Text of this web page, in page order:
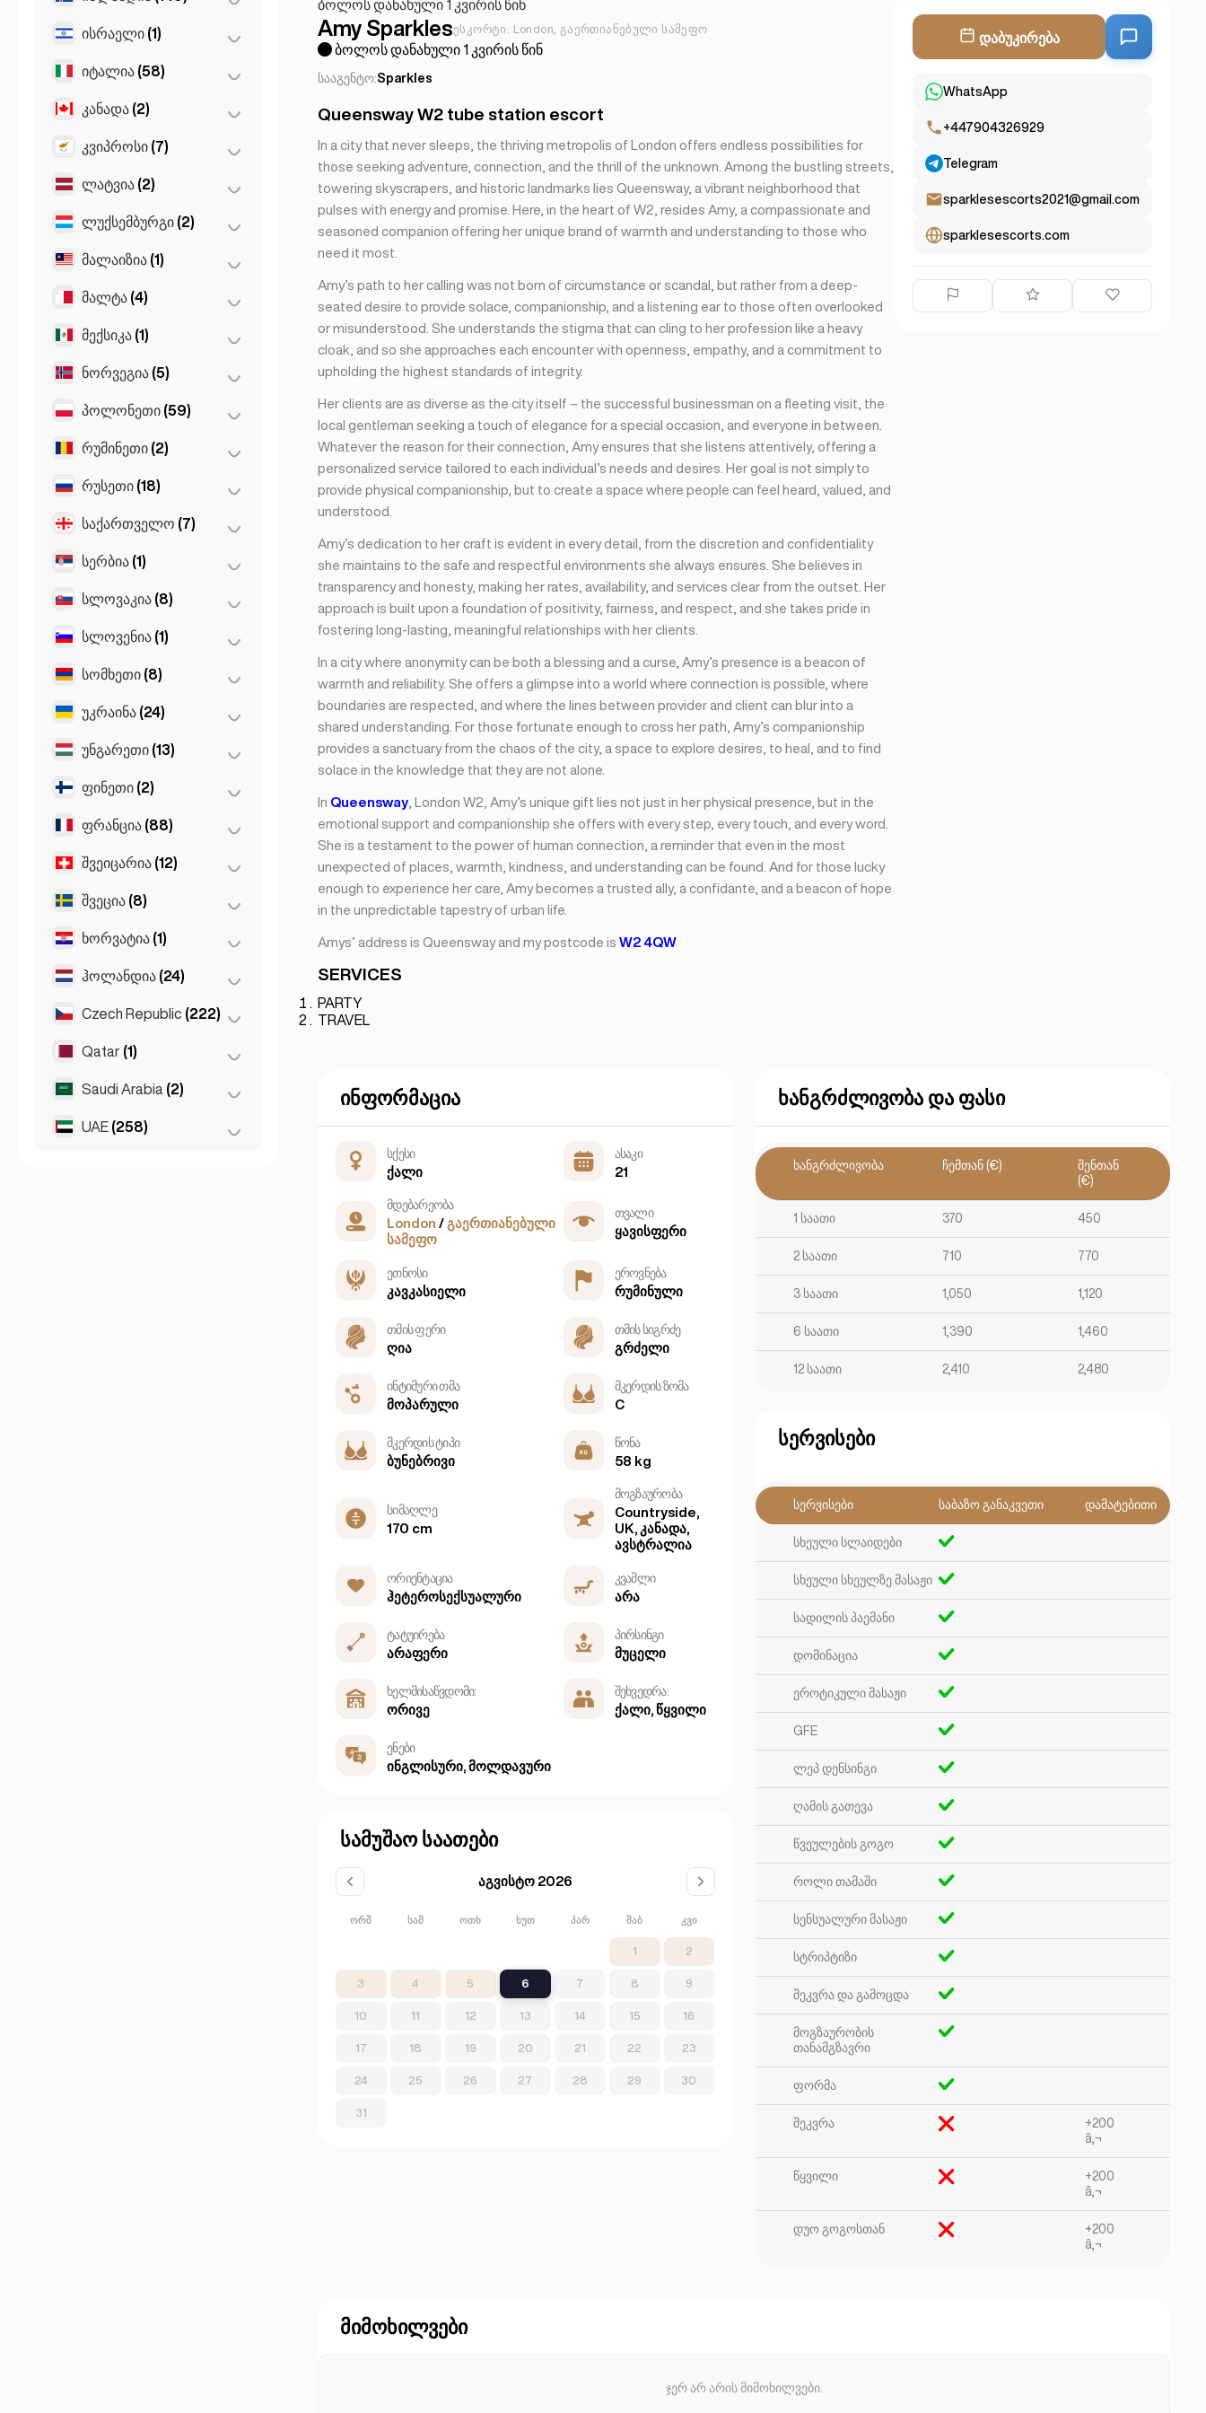
Dortmund
სევილია (3)
Gran Canarja
(1)
Mallorca
რეიქიავიკი (149)
ისრაელი (1)
თელ-ავივი (1)
იტალია (58)
მილანი (50)
ნეაპოლი
Napoli (0)
კანადა (2)
ტორონტო (2)
კვიპროსი (7)
ლარნაქა (2)
ლიმასოლი
ლატვია (2)
რიგა (2)
ლუქსემბურგი (2)
ლუქსემბურგი (2)
მალაიზია (1)
კუალა-ლუმპური (1)
მალტა (4)
სლიემა (1)
Birkirkara
მექსიკა (1)
მეხიკო (1)
ნორვეგია (5)
ოსლო (5)
პოლონეთი (59)
ვარშავა (55)
ვროცლავი
რუმინეთი (2)
ბუქარესტი (2)
რუსეთი (18)
მოსკოვი (12)
სანქტ-პეტერბურგი
საქართველო (7)
ბათუმი (2)
თბილისი
სერბია (1)
Belgrad (1)
სლოვაკია (8)
ბრატისლავა (8)
სლოვენია (1)
ლიუბლიანა (1)
სომხეთი (8)
ერევანი (8)
უკრაინა (24)
ხარკოვი (1)
Kiev
უნგარეთი (13)
ბუდაპეშტი (8)
დებრეცენი
ფინეთი (2)
ჰელსინკი (2)
ფრანცია (88)
ლიონი (7)
მარსელი
ტულუზა (4)
შვეიცარია (12)
ბაზელი (2)
ბერნი
შვეცია (8)
სტოქჰოლმი (8)
ხორვატია (1)
ზაგრები (1)
ჰოლანდია (24)
ამსტერდამი (4)
როტერდამი
Czech Republic (222)
ბრნო (2)
პრაღა
Qatar (1)
Doha (1)
Saudi Arabia (2)
Riyadh (2)
UAE (258)
ბოლოს დანახული 1 კვირის წინ
Amy Sparklesესკორტი: London, გაერთიანებული სამეფო
ბოლოს დანახული 1 კვირის წინ
სააგენტო:Sparkles
Queensway W2 tube station escort
In a city that never sleeps, the thriving metropolis of London offers endless possibilities for
those seeking adventure, connection, and the thrill of the unknown. Among the bustling streets,
towering skyscrapers, and historic landmarks lies Queensway, a vibrant neighborhood that
pulses with energy and promise. Here, in the heart of W2, resides Amy, a compassionate and
seasoned companion offering her unique brand of warmth and understanding to those who
need it most.
Amy’s path to her calling was not born of circumstance or scandal, but rather from a deep-
seated desire to provide solace, companionship, and a listening ear to those often overlooked
or misunderstood. She understands the stigma that can cling to her profession like a heavy
cloak, and so she approaches each encounter with openness, empathy, and a commitment to
upholding the highest standards of integrity.
Her clients are as diverse as the city itself – the successful businessman on a fleeting visit, the
local gentleman seeking a touch of elegance for a special occasion, and everyone in between.
Whatever the reason for their connection, Amy ensures that she listens attentively, offering a
personalized service tailored to each individual’s needs and desires. Her goal is not simply to
provide physical companionship, but to create a space where people can feel heard, valued, and
understood.
Amy’s dedication to her craft is evident in every detail, from the discretion and confidentiality
she maintains to the safe and respectful environments she always ensures. She believes in
transparency and honesty, making her rates, availability, and services clear from the outset. Her
approach is built upon a foundation of positivity, fairness, and respect, and she takes pride in
fostering long-lasting, meaningful relationships with her clients.
In a city where anonymity can be both a blessing and a curse, Amy’s presence is a beacon of
warmth and reliability. She offers a glimpse into a world where connection is possible, where
boundaries are respected, and where the lines between provider and client can blur into a
shared understanding. For those fortunate enough to cross her path, Amy’s companionship
provides a sanctuary from the chaos of the city, a space to explore desires, to heal, and to find
solace in the knowledge that they are not alone.
In Queensway , London W2, Amy’s unique gift lies not just in her physical presence, but in the
emotional support and companionship she offers with every step, every touch, and every word.
She is a testament to the power of human connection, a reminder that even in the most
unexpected of places, warmth, kindness, and understanding can be found. And for those lucky
enough to experience her care, Amy becomes a trusted ally, a confidante, and a beacon of hope
in the unpredictable tapestry of urban life.
Amys’ address is Queensway and my postcode is W2 4QW
SERVICES
PARTY
TRAVEL
დაბუკირება
WhatsApp
+447904326929
Telegram
sparklesescorts2021@gmail.com
sparklesescorts.com
ინფორმაცია
სქესი
ქალი
ასაკი
21
მდებარეობა
London / გაერთიანებული
სამეფო
თვალი
ყავისფერი
ეთნოსი
კავკასიელი
ეროვნება
რუმინული
თმის ფერი
ღია
თმის სიგრძე
გრძელი
ინტიმური თმა
მოპარული
მკერდის ზომა
C
მკერდის ტიპი
ბუნებრივი
წონა
58 kg
სიმაღლე
170 cm
მოგზაურობა
Countryside,
UK, კანადა,
ავსტრალია
ორიენტაცია
ჰეტეროსექსუალური
კვამლი
არა
ტატუირება
არაფერი
პირსინგი
მუცელი
ხელმისაწვდომი:
ორივე
შეხვედრა:
ქალი, წყვილი
ენები
ინგლისური, მოლდავური
სამუშაო საათები
აგვისტო 2026
ᲝᲠᲨ ᲡᲐᲛ ᲝᲗᲮ ᲮᲣᲗ ᲞᲐᲠ ᲨᲐᲑ ᲙᲕᲘ
1 2
3 4 5 6 7 8 9
10 11 12 13 14 15 16
17 18 19 20 21 22 23
24 25 26 27 28 29 30
31
ხანგრძლივობა და ფასი
ხანგრძლივობა ჩემთან (€)
შენთან
(€)
1 საათი 370 450
2 საათი 710 770
3 საათი 1,050 1,120
6 საათი 1,390 1,460
12 საათი 2,410 2,480
სერვისები
სერვისები საბაზო განაკვეთი დამატებითი
სხეული სლაიდები
სხეული სხეულზე მასაჟი
სადილის პაემანი
დომინაცია
ეროტიკული მასაჟი
GFE
ლეპ დენსინგი
ღამის გათევა
წვეულების გოგო
როლი თამაში
სენსუალური მასაჟი
სტრიპტიზი
შეკვრა და გამოცდა
მოგზაურობის
თანამგზავრი
ფორმა
შეკვრა
+200
â‚¬
წყვილი
+200
â‚¬
დუო გოგოსთან
+200
â‚¬
მიმოხილვები
ჯერ არ არის მიმოხილვები.